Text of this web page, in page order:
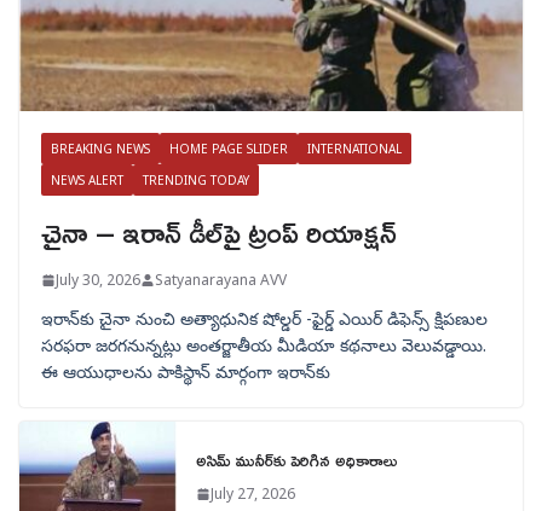
BREAKING NEWS HOME PAGE SLIDER
INTERNATIONAL
NEWS ALERT
TRENDING TODAY
చైనా – ఇరాన్ డీల్‌పై ట్రంప్ రియాక్షన్
July 30, 2026 Satyanarayana AVV
ఇరాన్‌కు చైనా నుంచి అత్యాధునిక షోల్డర్‌ -ఫైర్డ్ ఎయిర్ డిఫెన్స్ క్షిపణుల
సరఫరా జరగనున్నట్లు అంతర్జాతీయ మీడియా కథనాలు వెలువడ్డాయి.
ఈ ఆయుధాలను పాకిస్థాన్‌ మార్గంగా ఇరాన్‌కు
అసిమ్ మునీర్‌కు పెరిగిన అధికారాలు
July 27, 2026